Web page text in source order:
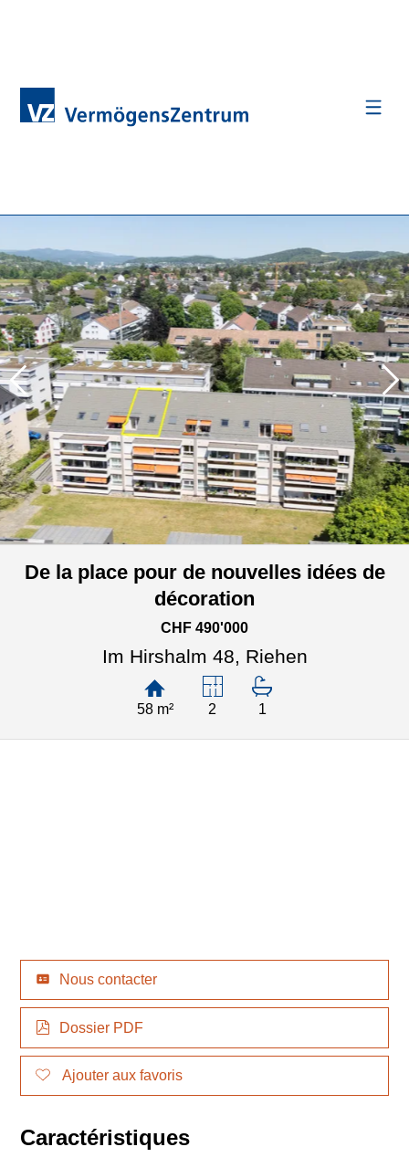
De la place pour de nouvelles idées de
décoration
CHF 490'000
Im Hirshalm 48, Riehen
58 m² 2 1
Nous contacter
Dossier PDF
Ajouter aux favoris
Caractéristiques